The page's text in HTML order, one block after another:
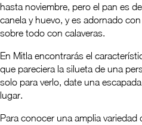
hasta noviembre, pero el pan es
canela y huevo, y es adornado
sobre todo con calaveras.
En Mitla encontrarás el
que pareciera la silueta de una
solo para verlo, date una
lugar.
Para conocer una amplia